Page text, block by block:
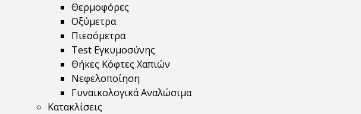
Θερμοφόρες
Οξύμετρα
Πιεσόμετρα
Test Εγκυμοσύνης
Θήκες Κόφτες Χαπιών
Νεφελοποίηση
Γυναικολογικά Αναλώσιμα
Κατακλίσεις